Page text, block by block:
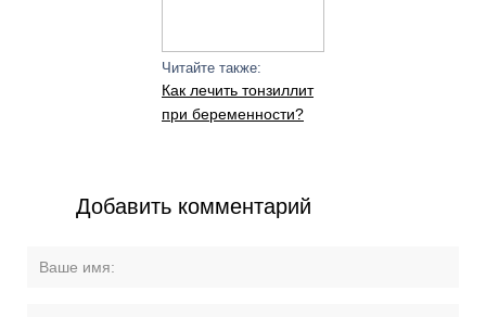
Читайте также:
Как лечить тонзиллит
при беременности?
Добавить комментарий